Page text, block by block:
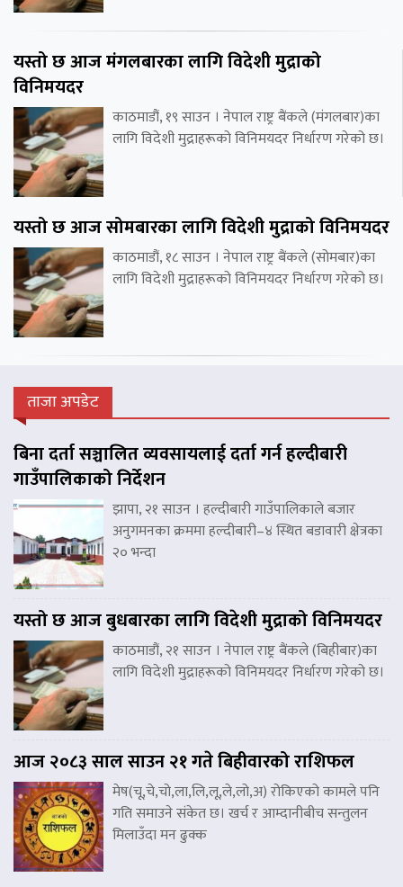
यस्तो छ आज मंगलबारका लागि विदेशी मुद्राको
विनिमयदर
काठमाडौं, १९ साउन । नेपाल राष्ट्र बैंकले (मंगलबार)का
लागि विदेशी मुद्राहरूको विनिमयदर निर्धारण गरेको छ।
यस्तो छ आज सोमबारका लागि विदेशी मुद्राको विनिमयदर
काठमाडौं, १८ साउन । नेपाल राष्ट्र बैंकले (सोमबार)का
लागि विदेशी मुद्राहरूको विनिमयदर निर्धारण गरेको छ।
ताजा अपडेट
बिना दर्ता सञ्चालित व्यवसायलाई दर्ता गर्न हल्दीबारी
गाउँपालिकाको निर्देशन
झापा, २१ साउन । हल्दीबारी गाउँपालिकाले बजार
अनुगमनका क्रममा हल्दीबारी–४ स्थित बडावारी क्षेत्रका
२० भन्दा
यस्तो छ आज बुधबारका लागि विदेशी मुद्राको विनिमयदर
काठमाडौं, २१ साउन । नेपाल राष्ट्र बैंकले (बिहीबार)का
लागि विदेशी मुद्राहरूको विनिमयदर निर्धारण गरेको छ।
आज २०८३ साल साउन २१ गते बिहीवारको राशिफल
मेष(चू,चे,चो,ला,लि,लू,ले,लो,अ) रोकिएको कामले पनि
गति समाउने संकेत छ। खर्च र आम्दानीबीच सन्तुलन
मिलाउँदा मन ढुक्क